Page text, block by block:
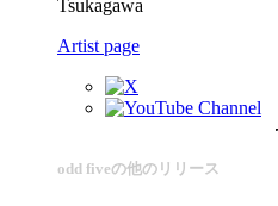
Tsukagawa
Artist page
odd fiveの他のリリース